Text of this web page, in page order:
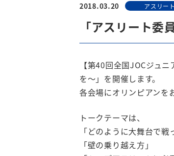
2018.03.20 アスリー
「アスリート
【第40回全国JOCジュ
を〜」を開催します。
各会場にオリンピアンを
トークテーマは、
「どのように大舞台で戦
「壁の乗り越え方」